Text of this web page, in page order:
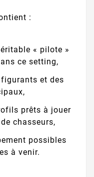
:
« pilote »
ce setting,
et des
prêts à jouer
chasseurs,
possibles
à venir.